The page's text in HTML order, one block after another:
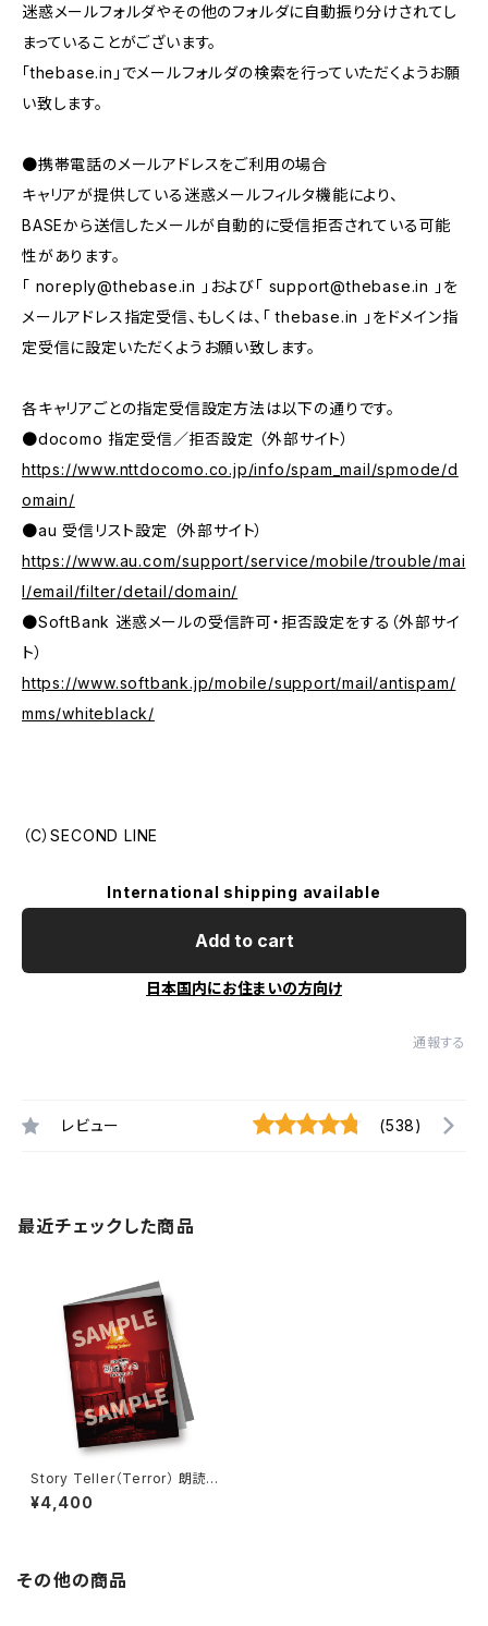
迷惑メールフォルダやその他のフォルダに自動振り分けされてし
まっていることがございます。
「thebase.in」でメールフォルダの検索を行っていただくようお願
い致します。
●携帯電話のメールアドレスをご利用の場合
キャリアが提供している迷惑メールフィルタ機能により、
BASEから送信したメールが自動的に受信拒否されている可能
性があります。
「 noreply@thebase.in 」および「 support@thebase.in
」を
メールアドレス指定受信、もしくは、「 thebase.in 」をドメイン指
定受信に設定いただくようお願い致します。
各キャリアごとの指定受信設定方法は以下の通りです。
●docomo 指定受信／拒否設定 （外部サイト）
https://www.nttdocomo.co.jp/info/spam_mail/spmode/d
omain/
●au 受信リスト設定 （外部サイト）
https://www.au.com/support/service/mobile/trouble/mai
l/email/filter/detail/domain/
●SoftBank 迷惑メールの受信許可・拒否設定をする（外部サイ
ト）
https://www.softbank.jp/mobile/support/mail/antispam/
mms/whiteblack/
（C）SECOND LINE
International shipping available
Add to cart
日本国内にお住まいの方向け
通報する
レビュー (538)
最近チェックした商品
Story Teller（Terror） 朗読・
サイコ 第1回 パンフレット
¥4,400
その他の商品